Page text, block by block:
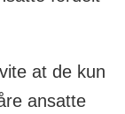
at de kun
ansatte